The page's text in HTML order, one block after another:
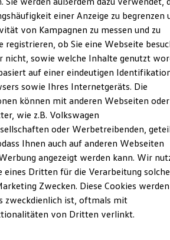
und Lebensdauer
Förderung
Konnektivität
Versionen und Updates
Extras
zu Ihrem ID.
R und R Experience
entdecken
Ansprechpartner
wir
weiterhelfen?
einer Anzeige zu begrenzen
von Kampagnen zu messen und zu
registrieren, ob Sie eine Webseite
nicht, sowie welche Inhalte genutzt
auf einer eindeutigen
sowie Ihres Internetgeräts. Die
können mit anderen Webseiten oder
wie z.B. Volkswagen
oder Werbetreibenden,
Ihnen auch auf anderen Webseiten
angezeigt werden kann. Wir
eines Dritten für die Verarbeitung
Zwecken. Diese Cookies
zweckdienlich ist, oftmals mit
von Dritten verlinkt.